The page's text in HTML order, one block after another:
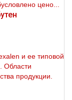
цено...
и ее типовой
Области
продукции.